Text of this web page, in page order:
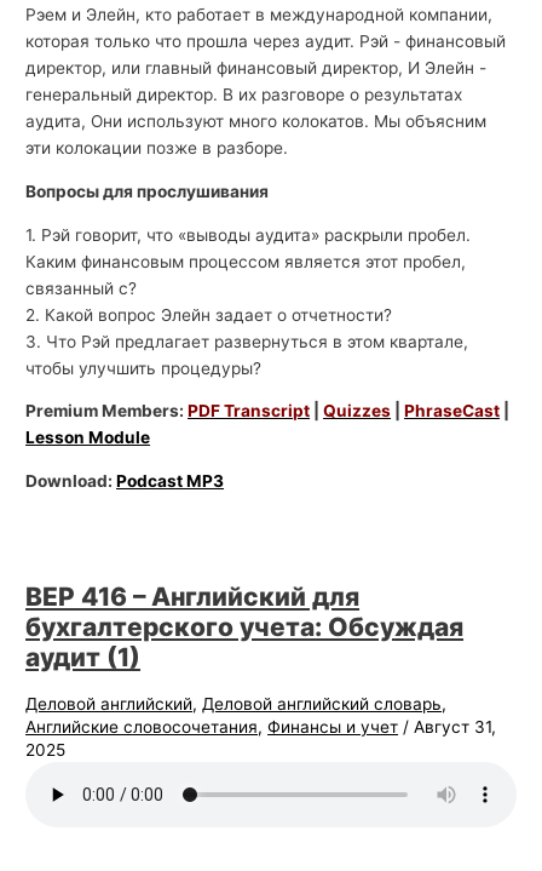
Рэем и Элейн, кто работает в международной компании,
которая только что прошла через аудит. Рэй - финансовый
директор, или главный финансовый директор, И Элейн -
генеральный директор. В их разговоре о результатах
аудита, Они используют много колокатов. Мы объясним
эти колокации позже в разборе.
Вопросы для прослушивания
1. Рэй говорит, что «выводы аудита» раскрыли пробел.
Каким финансовым процессом является этот пробел,
связанный с?
2. Какой вопрос Элейн задает о отчетности?
3. Что Рэй предлагает развернуться в этом квартале,
чтобы улучшить процедуры?
Premium Members:PDF Transcript |Quizzes |PhraseCast
Lesson Module
Download:Podcast MP3
BEP 416 – Английский для
бухгалтерского учета: Обсуждая
аудит (1)
Деловой английский,Деловой английский словарь,
Английские словосочетания,Финансы и учет /Август 31,
2025